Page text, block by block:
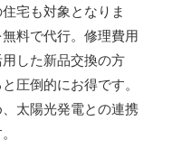
宅も対象となりま
料で代行。修理費用
した新品交換の方
圧倒的にお得です。
太陽光発電との連携